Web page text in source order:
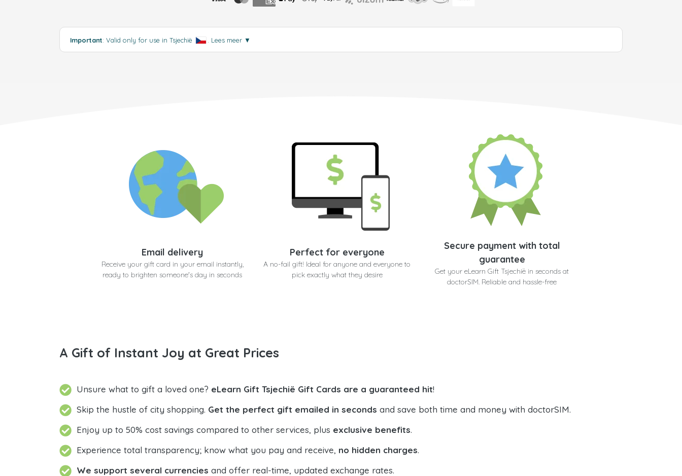
Important: Valid only for use in Tsjechië Lees meer ▼
Email delivery
Receive your gift card in your email instantly,
ready to brighten someone's day in seconds
Perfect for everyone
A no-fail gift! Ideal for anyone and everyone to
pick exactly what they desire
Secure payment with total
guarantee
Get your eLearn Gift Tsjechië in seconds at
doctorSIM. Reliable and hassle-free
A Gift of Instant Joy at Great Prices
Unsure what to gift a loved one? eLearn Gift Tsjechië Gift Cards are a guaranteed hit!
Skip the hustle of city shopping. Get the perfect gift emailed in seconds and save both time and money with doctorSIM.
Enjoy up to 50% cost savings compared to other services, plus exclusive benefits.
Experience total transparency; know what you pay and receive, no hidden charges.
We support several currencies and offer real-time, updated exchange rates.